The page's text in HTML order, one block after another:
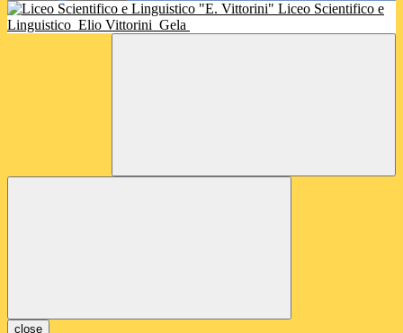
Liceo Scientifico e
Linguistico Elio Vittorini Gela
close